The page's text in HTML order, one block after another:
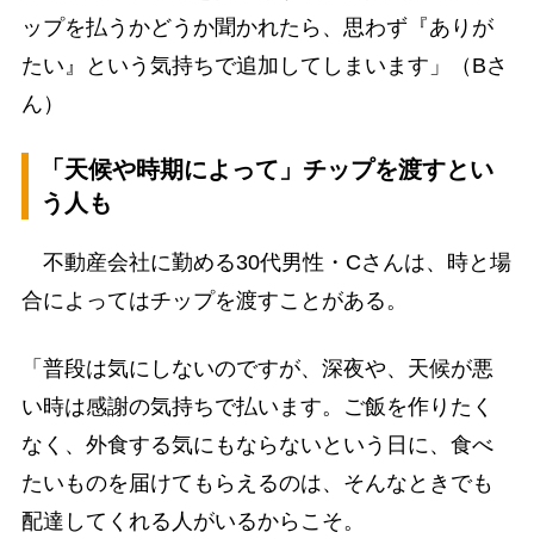
ップを払うかどうか聞かれたら、思わず『ありが
たい』という気持ちで追加してしまいます」（Bさ
ん）
「天候や時期によって」チップを渡すとい
う人も
不動産会社に勤める30代男性・Cさんは、時と場
合によってはチップを渡すことがある。
「普段は気にしないのですが、深夜や、天候が悪
い時は感謝の気持ちで払います。ご飯を作りたく
なく、外食する気にもならないという日に、食べ
たいものを届けてもらえるのは、そんなときでも
配達してくれる人がいるからこそ。